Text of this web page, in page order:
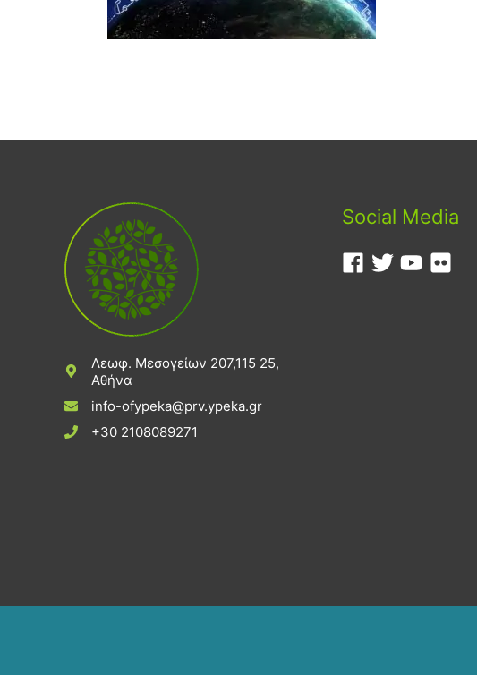
Λεωφ. Μεσογείων 207,115 25,
Αθήνα
info-ofypeka@prv.ypeka.gr
+30 2108089271
Social Media